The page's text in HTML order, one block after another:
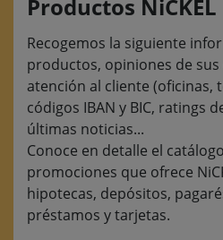
Productos NiCKEL
Recogemos la siguiente
productos, opiniones de
atención al cliente (oficinas,
códigos IBAN y BIC, ratings
últimas noticias...
Conoce en detalle el
promociones que ofrece
hipotecas, depósitos,
préstamos y tarjetas.